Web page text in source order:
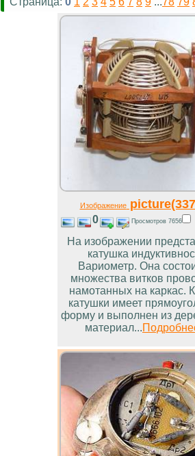
Изображение
0 Просмотров 7656
На изображении
катушка
Вариометр. Она
множества витков
намотанных на каркас.
катушки имеет
форму и выполнен из
материал...